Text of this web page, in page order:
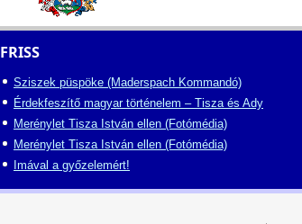
FRISS
Sziszek püspöke (Maderspach Kommandó)
Érdekfeszítő magyar történelem – Tisza és Ady
Merénylet Tisza István ellen (Fotómédia)
Merénylet Tisza István ellen (Fotómédia)
Imával a győzelemért!